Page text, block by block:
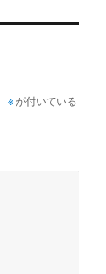
※ が付いている